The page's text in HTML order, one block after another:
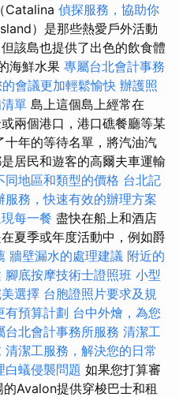
Catalina 偵探服務，協助你
）是那些熱愛戶外活動
該島也提供了出色的飲食體
海鮮水果 專屬台北會計事務
會議更加輕鬆愉快 辦護照
單 島上這個島上經常在
兩個港口，港口礁餐廳等某
年的等待名單，將汽油汽
居民和遊客的高爾夫車運輸
地區和類型的價格 台北記
服務，快速有效的辦理方案
每一餐 盡快在船上和酒店
夏季或年度活動中，例如爵
牆壁漏水的處理建議 附近的
腳底按摩技術士證照班 小型
選擇 台胞證照片要求及規
有預算計劃 台中外燴，為您
台北會計事務所服務 清潔工
清潔工服務，解決您的日常
白蟻侵襲問題 如果您打算審
Avalon提供穿梭巴士和租